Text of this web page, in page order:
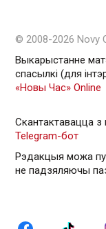
© 2008-2026 Novy
Выкарыстанне
спасылкі (для
«Новы Час» Online
Скантактавацца з
Telegram-бот
Рэдакцыя можа
не падзяляючы